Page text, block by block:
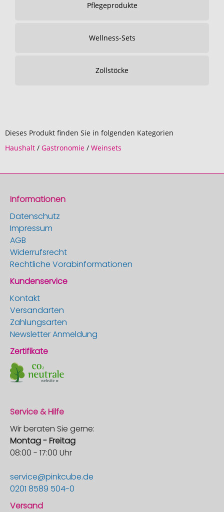
Pflegeprodukte
Wellness-Sets
Zollstöcke
Dieses Produkt finden Sie in folgenden Kategorien
Haushalt / Gastronomie / Weinsets
Informationen
Datenschutz
Impressum
AGB
Widerrufsrecht
Rechtliche Vorabinformationen
Kundenservice
Kontakt
Versandarten
Zahlungsarten
Newsletter Anmeldung
Zertifikate
Service & Hilfe
Wir beraten Sie gerne:
Montag - Freitag
08:00 - 17:00 Uhr
service@pinkcube.de
0201 8589 504-0
Versand